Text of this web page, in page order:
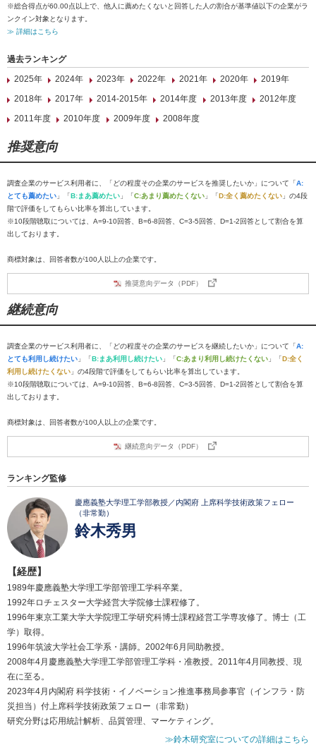
※総合得点が60.00点以上で、他人に薦めたくないと回答した人の割合が基準値以下の企業がラ
ンクイン対象となります。
≫ 詳細はこちら
過去ランキング
2025年
2024年 2023年 2022年 2021年 2020年
2019年
2018年
2017年 2014-2015年 2014年度 2013年度
2012年度
2011年度
2010年度 2009年度 2008年度
推奨意向
調査企業のサービス利用者に、「どの程度その企業のサービスを推奨したいか」について「A:
とても薦めたい 」「B:まあ薦めたい 」「C:あまり薦めたくない 」「D:全く薦めたくない 」の4段
階で評価をしてもらい比率を算出しています。
※10段階聴取については、A=9-10回答、B=6-8回答、C=3-5回答、D=1-2回答として割合を算
出しております。
商標対象は、回答者数が100人以上の企業です。
推奨意向データ（PDF）
継続意向
調査企業のサービス利用者に、「どの程度その企業のサービスを継続したいか」について「A:
とても利用し続けたい 」「B:まあ利用し続けたい 」「C:あまり利用し続けたくない 」「D:全く
利用し続けたくない 」の4段階で評価をしてもらい比率を算出しています。
※10段階聴取については、A=9-10回答、B=6-8回答、C=3-5回答、D=1-2回答として割合を算
出しております。
商標対象は、回答者数が100人以上の企業です。
継続意向データ（PDF）
ランキング監修
慶應義塾大学理工学部教授／内閣府 上席科学技術政策フェロー
（非常勤）
鈴木秀男
【経歴】
1989年慶應義塾大学理工学部管理工学科卒業。
1992年ロチェスター大学経営大学院修士課程修了。
1996年東京工業大学大学院理工学研究科博士課程経営工学専攻修了。博士（工
学）取得。
1996年筑波大学社会工学系・講師。2002年6月同助教授。
2008年4月慶應義塾大学理工学部管理工学科・准教授。2011年4月同教授、現
在に至る。
2023年4月内閣府 科学技術・イノベーション推進事務局参事官（インフラ・防
災担当）付上席科学技術政策フェロー（非常勤）
研究分野は応用統計解析、品質管理、マーケティング。
≫鈴木研究室についての詳細はこちら